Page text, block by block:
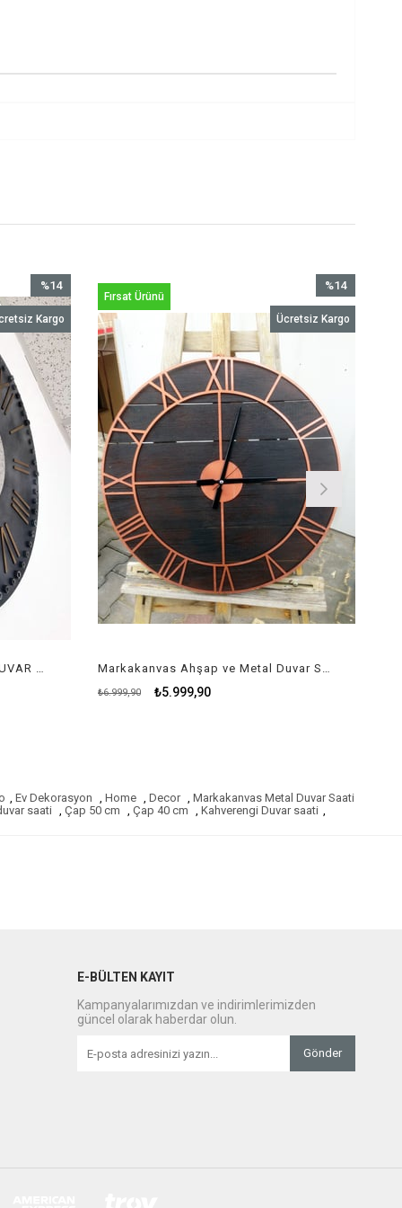
Markakanvas AYNALI BAROK DUVAR SAATİ
%14
İndirim
%14İndirim
Kargo
Markakanvas Ahşap ve Metal Duvar Saati
₺5.999,90
₺6.999,90
%14
İndirim
%14İndirim
Ücretsiz Kargo
Fırsat Ürünü
, Ev Dekorasyon , Home , Decor , Markakanvas Metal Duvar Saati
saati , Çap 50 cm , Çap 40 cm , Kahverengi Duvar saati ,
E-BÜLTEN KAYIT
Kampanyalarımızdan ve indirimlerimizden
güncel olarak haberdar olun.
Gönder